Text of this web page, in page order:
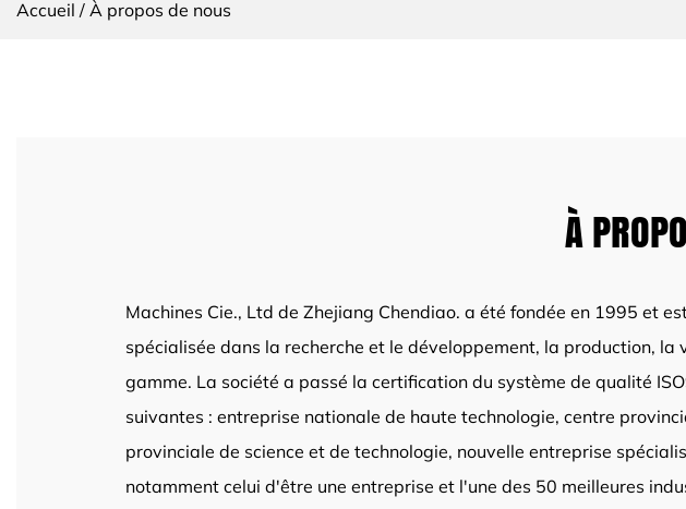
Accueil / À propos de nous
À
Machines Cie., Ltd de Zhejiang Chendiao. a été fondée en 1995 et
spécialisée dans la recherche et le développement, la production,
gamme. La société a passé la certification du système de qualité
suivantes : entreprise nationale de haute technologie, centre
provinciale de science et de technologie, nouvelle entreprise
notamment celui d'être une entreprise et l'une des 50 meilleures